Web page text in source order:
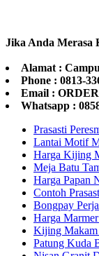
Jika Anda Merasa
Alamat :
Phone : 0813-
Email :
Whatsapp :
Prasasti
Lantai Motif
Harga Kijing
Meja Batu
Harga Papan
Contoh
Bongpay
Harga
Kijing Makam
Patung Kuda